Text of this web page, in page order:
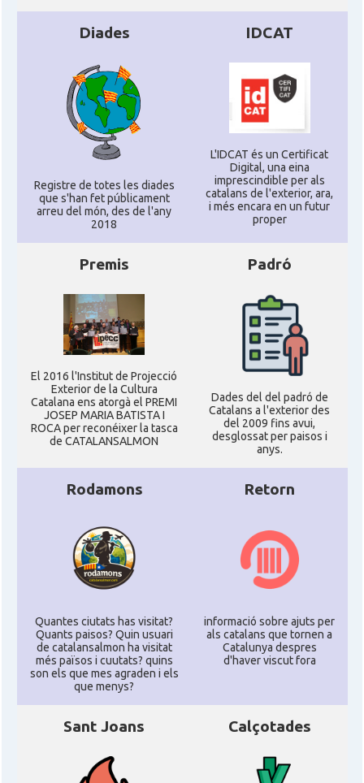
Diades
Registre de totes les diades
que s'han fet públicament
arreu del món, des de l'any
2018
IDCAT
L'IDCAT és un Certificat
Digital, una eina
imprescindible per als
catalans de l'exterior, ara,
i més encara en un futur
proper
Premis
El 2016 l'Institut de Projecció
Exterior de la Cultura
Catalana ens atorgà el PREMI
JOSEP MARIA BATISTA I
ROCA per reconéixer la tasca
de CATALANSALMON
Padró
Dades del del padró de
Catalans a l'exterior des
del 2009 fins avui,
desglossat per paisos i
anys.
Rodamons
Quantes ciutats has visitat?
Quants paisos? Quin usuari
de catalansalmon ha visitat
més països i cuutats? quins
son els que mes agraden i els
que menys?
Retorn
informació sobre ajuts per
als catalans que tornen a
Catalunya despres
d'haver viscut fora
Sant Joans Calçotades